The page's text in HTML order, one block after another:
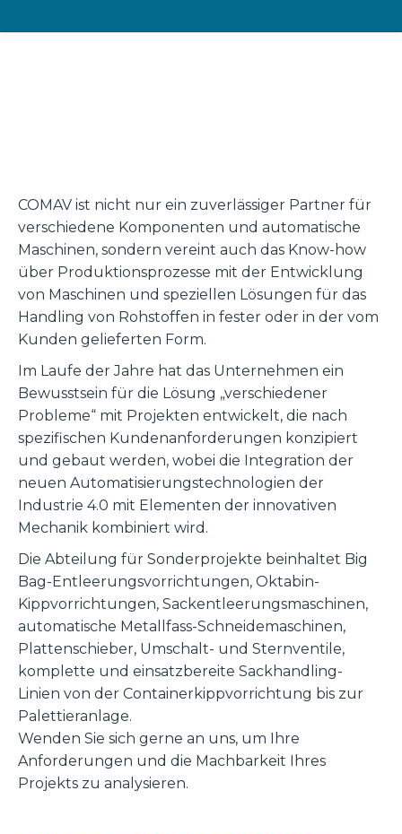
COMAV ist nicht nur ein zuverlässiger Partner für
verschiedene Komponenten und automatische
Maschinen, sondern vereint auch das Know-how
über Produktionsprozesse mit der Entwicklung
von Maschinen und speziellen Lösungen für das
Handling von Rohstoffen in fester oder in der vom
Kunden gelieferten Form.
Im Laufe der Jahre hat das Unternehmen ein
Bewusstsein für die Lösung „verschiedener
Probleme“ mit Projekten entwickelt, die nach
spezifischen Kundenanforderungen konzipiert
und gebaut werden, wobei die Integration der
neuen Automatisierungstechnologien der
Industrie 4.0 mit Elementen der innovativen
Mechanik kombiniert wird.
Die Abteilung für Sonderprojekte beinhaltet Big
Bag-Entleerungsvorrichtungen, Oktabin-
Kippvorrichtungen, Sackentleerungsmaschinen,
automatische Metallfass-Schneidemaschinen,
Plattenschieber, Umschalt- und Sternventile,
komplette und einsatzbereite Sackhandling-
Linien von der Containerkippvorrichtung bis zur
Palettieranlage.
Wenden Sie sich gerne an uns, um Ihre
Anforderungen und die Machbarkeit Ihres
Projekts zu analysieren.